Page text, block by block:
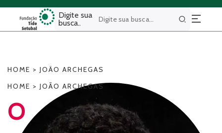
Digite sua
busca..
Buscar
HOME > JOÃO ARCHEGAS
HOME > JOÃO ARCHEGAS
O